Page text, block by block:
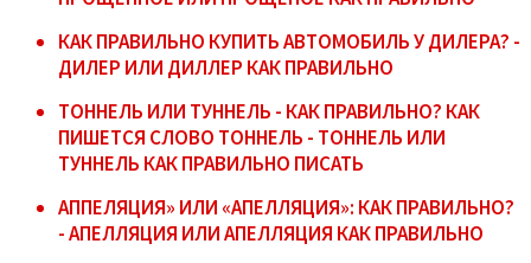
КАК ПРАВИЛЬНО КУПИТЬ АВТОМОБИЛЬ У ДИЛЕРА? -
ДИЛЕР ИЛИ ДИЛЛЕР КАК ПРАВИЛЬНО
ТОННЕЛЬ ИЛИ ТУННЕЛЬ - КАК ПРАВИЛЬНО? КАК
ПИШЕТСЯ СЛОВО ТОННЕЛЬ - ТОННЕЛЬ ИЛИ
ТУННЕЛЬ КАК ПРАВИЛЬНО ПИСАТЬ
АППЕЛЯЦИЯ» ИЛИ «АПЕЛЛЯЦИЯ»: КАК ПРАВИЛЬНО?
- АПЕЛЛЯЦИЯ ИЛИ АПЕЛЛЯЦИЯ КАК ПРАВИЛЬНО